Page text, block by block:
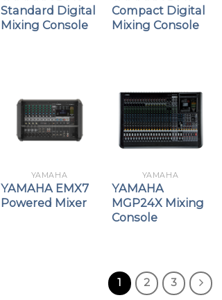
Standard Digital
Mixing Console
Compact Digital
Mixing Console
YAMAHA
YAMAHA EMX7
Powered Mixer
YAMAHA
YAMAHA
MGP24X Mixing
Console
1 2 3